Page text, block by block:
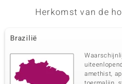
Herkomst van de
Brazilië
amethist,